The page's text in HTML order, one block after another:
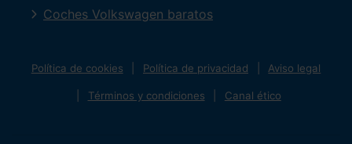
Coches Volkswagen baratos
Política de cookies Política de privacidad Aviso legal
Términos y condiciones Canal ético